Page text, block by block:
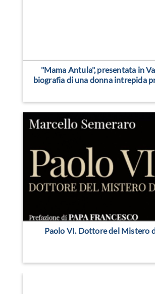
"Mama Antula", presentata in
biografia di una donna intrepida
Paolo VI. Dottore del Mistero